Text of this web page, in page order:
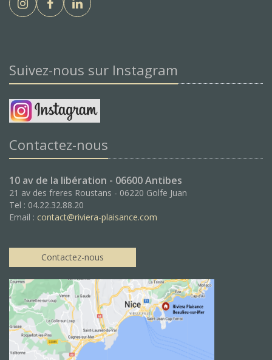
Suivez-nous sur Instagram
Contactez-nous
10 av de la libération - 06600 Antibes
21 av des freres Roustans - 06220 Golfe Juan
Tel : 04.22.32.88.20
Email : contact@riviera-plaisance.com
Contactez-nous